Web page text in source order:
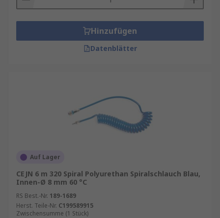
Hinzufügen
Datenblätter
Auf Lager
CEJN 6 m 320 Spiral Polyurethan Spiralschlauch Blau,
Innen-Ø 8 mm 60 °C
RS Best.-Nr. 189-1689
Herst. Teile-Nr. C199589915
Zwischensumme (1 Stück)